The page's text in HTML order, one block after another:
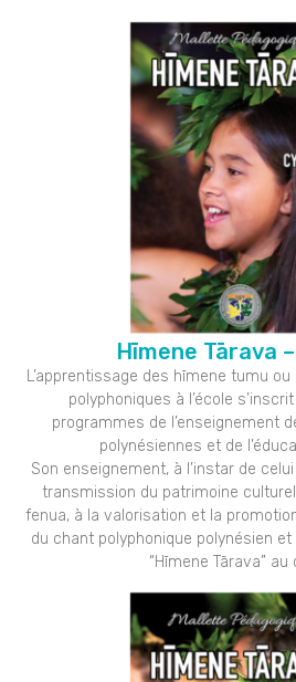
Hīmene Tārava
L’apprentissage des hīmene tumu
polyphoniques à l’école
programmes de l’enseignement
polynésiennes et de
Son enseignement, à l’instar de
transmission du patrimoine
fenua, à la valorisation et la
du chant polyphonique polynésien
“Hīmene Tārava” au